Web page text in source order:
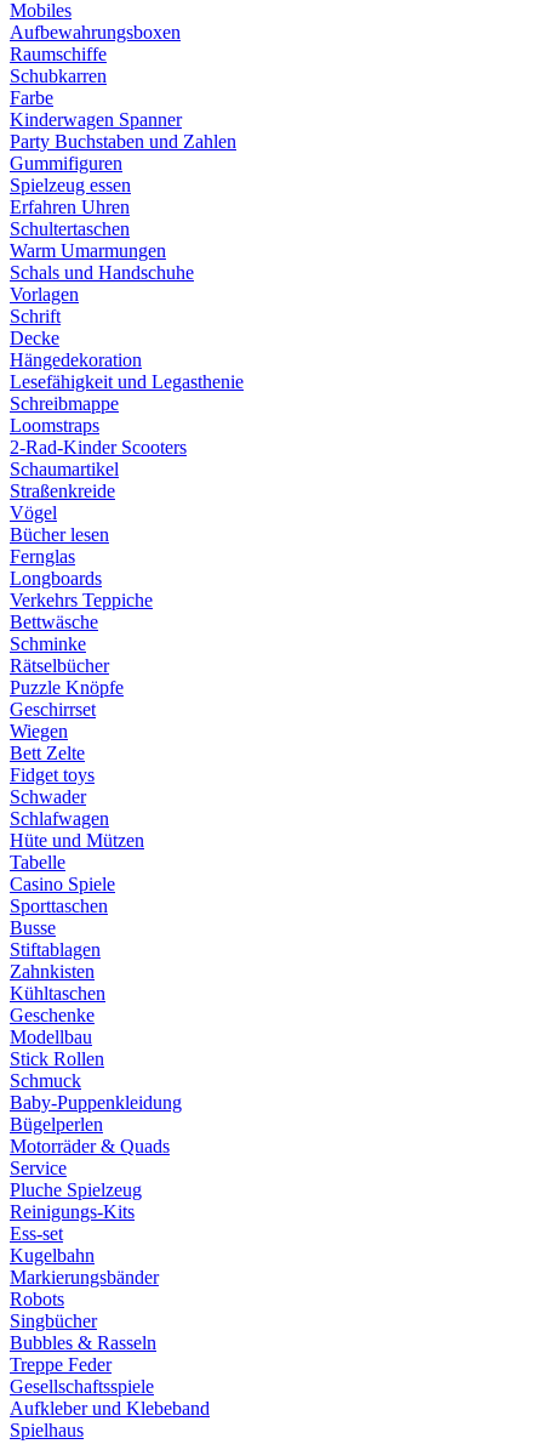
Mobiles
Aufbewahrungsboxen
Raumschiffe
Schubkarren
Farbe
Kinderwagen Spanner
Party Buchstaben und Zahlen
Gummifiguren
Spielzeug essen
Erfahren Uhren
Schultertaschen
Warm Umarmungen
Schals und Handschuhe
Vorlagen
Schrift
Decke
Hängedekoration
Lesefähigkeit und Legasthenie
Schreibmappe
Loomstraps
2-Rad-Kinder Scooters
Schaumartikel
Straßenkreide
Vögel
Bücher lesen
Fernglas
Longboards
Verkehrs Teppiche
Bettwäsche
Schminke
Rätselbücher
Puzzle Knöpfe
Geschirrset
Wiegen
Bett Zelte
Fidget toys
Schwader
Schlafwagen
Hüte und Mützen
Tabelle
Casino Spiele
Sporttaschen
Busse
Stiftablagen
Zahnkisten
Kühltaschen
Geschenke
Modellbau
Stick Rollen
Schmuck
Baby-Puppenkleidung
Bügelperlen
Motorräder & Quads
Service
Pluche Spielzeug
Reinigungs-Kits
Ess-set
Kugelbahn
Markierungsbänder
Robots
Singbücher
Bubbles & Rasseln
Treppe Feder
Gesellschaftsspiele
Aufkleber und Klebeband
Spielhaus